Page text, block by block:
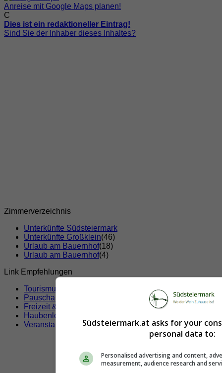
Anreise mit Google Maps planen!
C
Dies ist ein redaktioneller Eintrag!
Sind Sie der Inhaber dieses Inhaltes?
Zimmerverzeichnis
Unterkünfte Südsteiermark
Unterkünfte Großklein(46)
Urlaub am Bauernhof(18)
Urlaub am Bauernhof(4)
Link Empfehlungen
Tourismusverbände
Pauschalangebote
Freizeit & Sport
Haubenlokale
Veranstaltungen
Südsteiermark.at asks for your
personal data to:
Personalised advertising and content,
measurement, audience research and